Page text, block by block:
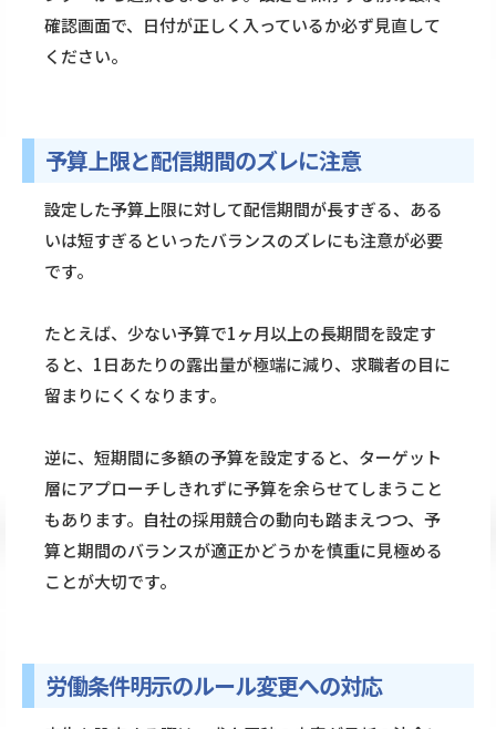
確認画面で、日付が正しく入っているか必ず見直して
ください。
予算上限と配信期間のズレに注意
設定した予算上限に対して配信期間が長すぎる、ある
いは短すぎるといったバランスのズレにも注意が必要
です。
たとえば、少ない予算で1ヶ月以上の長期間を設定す
ると、1日あたりの露出量が極端に減り、求職者の目に
留まりにくくなります。
逆に、短期間に多額の予算を設定すると、ターゲット
層にアプローチしきれずに予算を余らせてしまうこと
もあります。自社の採用競合の動向も踏まえつつ、予
算と期間のバランスが適正かどうかを慎重に見極める
ことが大切です。
労働条件明示のルール変更への対応